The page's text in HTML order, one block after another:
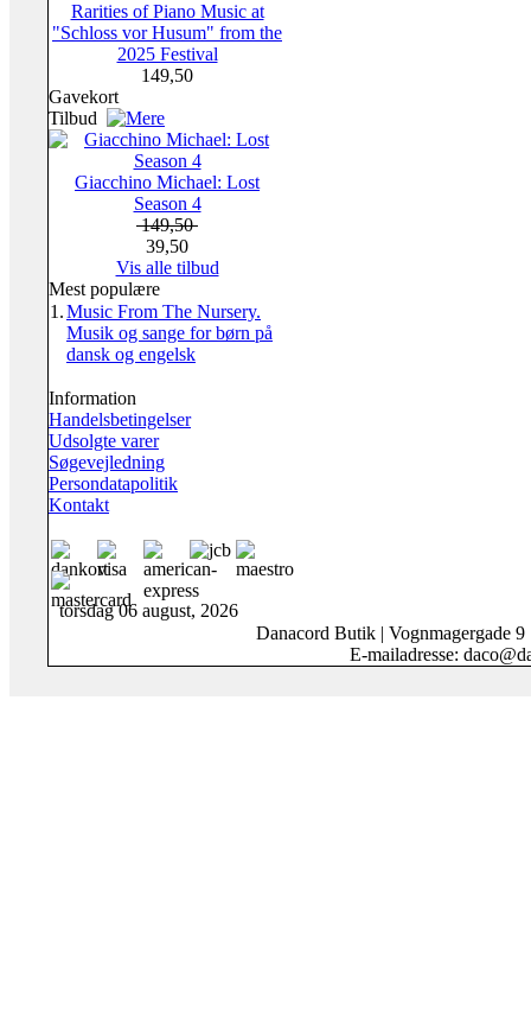
Rarities of Piano Music at
"Schloss vor Husum" from the
2025 Festival
149,50
Gavekort
Tilbud
Giacchino Michael: Lost
Season 4
149,50
39,50
Vis alle tilbud
Mest populære
1.Music From The Nursery.
Musik og sange for børn på
dansk og engelsk
Information
Handelsbetingelser
Udsolgte varer
Søgevejledning
Persondatapolitik
Kontakt
torsdag 06 august, 2026
Danacord Butik | Vognmagergade
E-mailadresse: